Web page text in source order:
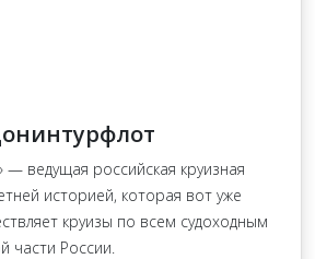
ведущая российская круизная
историей, которая вот уже
круизы по всем судоходным
части России.